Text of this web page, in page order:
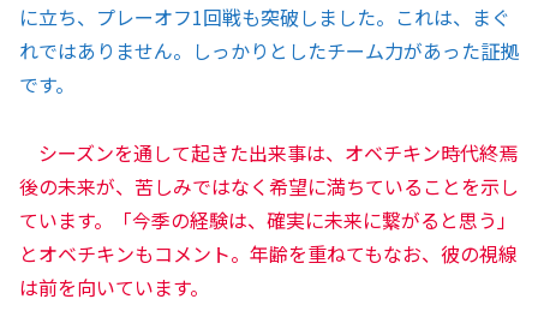
に立ち、プレーオフ1回戦も突破しました。これは、まぐ
れではありません。しっかりとしたチーム力があった証拠
です。
シーズンを通して起きた出来事は、オベチキン時代終焉
後の未来が、苦しみではなく希望に満ちていることを示し
ています。「今季の経験は、確実に未来に繋がると思う」
とオベチキンもコメント。年齢を重ねてもなお、彼の視線
は前を向いています。